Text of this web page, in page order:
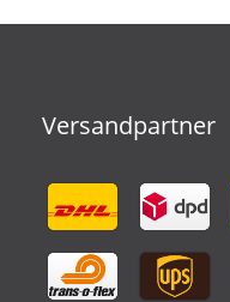
Versandpartner